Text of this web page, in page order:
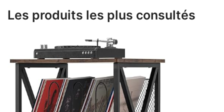
Les produits les plus consultés